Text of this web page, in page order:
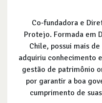
Co-fundadora e
Protejo. Formada em
Chile, possui mais
adquiriu conhecimento
gestão de patrimônio
por garantir a boa
cumprimento de